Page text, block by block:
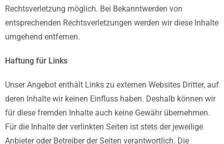
Rechtsverletzung möglich. Bei Bekanntwerden von
entsprechenden Rechtsverletzungen werden wir diese Inhalte
umgehend entfernen.
Haftung für Links
Unser Angebot enthält Links zu externen Websites Dritter, auf
deren Inhalte wir keinen Einfluss haben. Deshalb können wir
für diese fremden Inhalte auch keine Gewähr übernehmen.
Für die Inhalte der verlinkten Seiten ist stets der jeweilige
Anbieter oder Betreiber der Seiten verantwortlich. Die